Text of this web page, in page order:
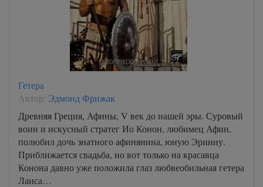
Гетера
Автор: Эдмонд Фрижак
Древняя Греция, Афины, V век до нашей эры. Суровый
воин и искусный стратег Ио Конон, любимец Афин,
полюбил дочь знатного афинянина, юную Эринну.
Приближается свадьба, но вот только на красавца
Конона давно уже положила глаз любвеобильная гетера
Лаиса…